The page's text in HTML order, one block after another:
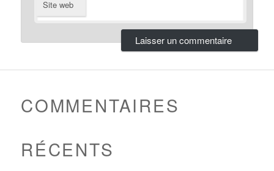
Site web
COMMENTAIRES
RÉCENTS